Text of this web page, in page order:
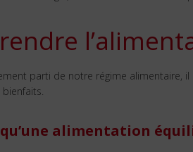
parti de notre régime alimentaire,
qu’une alimentation